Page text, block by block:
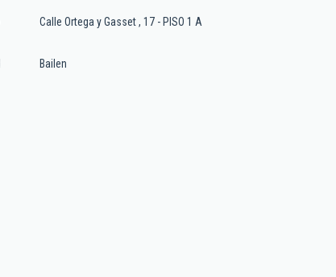
Calle Ortega y Gasset , 17 - PISO 1 A
Bailen